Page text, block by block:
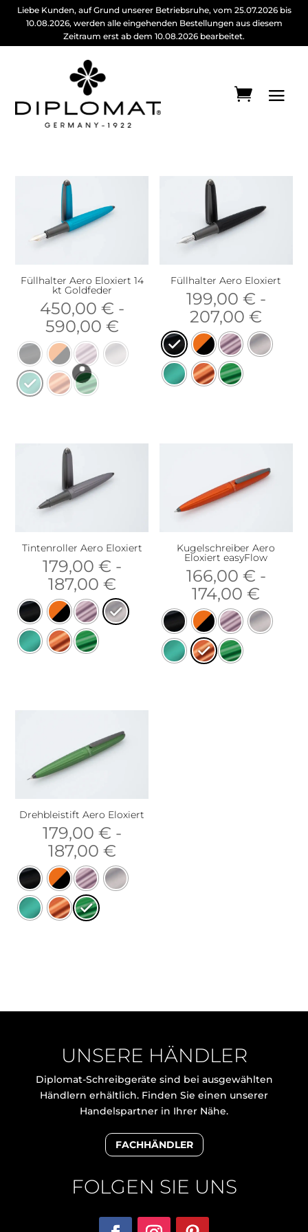
Liebe Kunden, auf Grund unserer Betriebsruhe, vom 25.07.2026 bis
10.08.2026, werden alle eingehenden Bestellungen aus diesem
Zeitraum erst ab dem 10.08.2026 bearbeitet.
Füllhalter Aero Eloxiert 14
kt Goldfeder
450,00 € -
590,00 €
Füllhalter Aero Eloxiert
199,00 € -
207,00€
Tintenroller Aero Eloxiert
179,00 € -
187,00 €
Kugelschreiber Aero
Eloxiert easyFlow
166,00 € -
174,00€
Drehbleistift Aero Eloxiert
179,00 € -
187,00 €
UNSERE HÄNDLER
Diplomat-Schreibgeräte sind bei ausgewählten
Händlern erhältlich. Finden Sie einen unserer
Handelspartner in Ihrer Nähe.
FACHHÄNDLER
FOLGEN SIE UNS